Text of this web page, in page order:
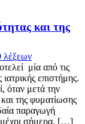
και της
λέξεων
μία από τις
επιστήμης.
όταν μετά την
της φυματίωσης
παραγωγή
μέχρι σήμερα. […]